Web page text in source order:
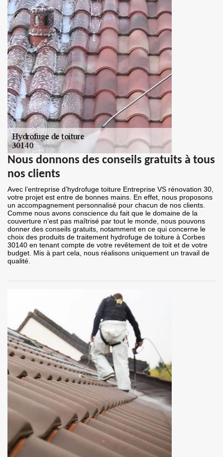
Nous donnons des conseils gratuits à tous
nos clients
Avec l’entreprise d’hydrofuge toiture Entreprise VS rénovation 30,
votre projet est entre de bonnes mains. En effet, nous proposons
un accompagnement personnalisé pour chacun de nos clients.
Comme nous avons conscience du fait que le domaine de la
couverture n’est pas maîtrisé par tout le monde, nous pouvons
donner des conseils gratuits, notamment en ce qui concerne le
choix des produits de traitement hydrofuge de toiture à Corbes
30140 en tenant compte de votre revêtement de toit et de votre
budget. Mis à part cela, nous réalisons uniquement un travail de
qualité.